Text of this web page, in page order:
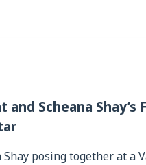
Scheana Shay’s